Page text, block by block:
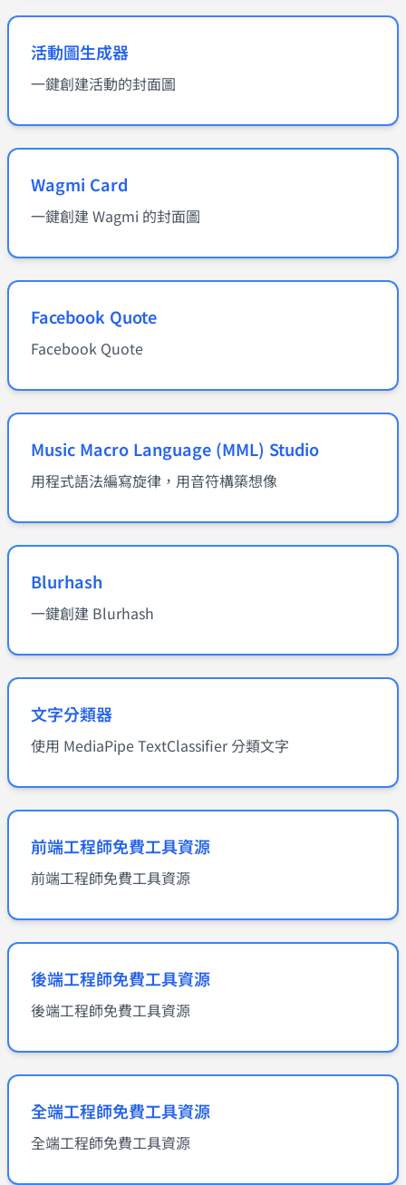
活動圖生成器
一鍵創建活動的封面圖
Wagmi Card
一鍵創建 Wagmi 的封面圖
Facebook Quote
Facebook Quote
Music Macro Language (MML) Studio
用程式語法編寫旋律，用音符構築想像
Blurhash
一鍵創建 Blurhash
文字分類器
使用 MediaPipe TextClassifier 分類文字
前端工程師免費工具資源
前端工程師免費工具資源
後端工程師免費工具資源
後端工程師免費工具資源
全端工程師免費工具資源
全端工程師免費工具資源